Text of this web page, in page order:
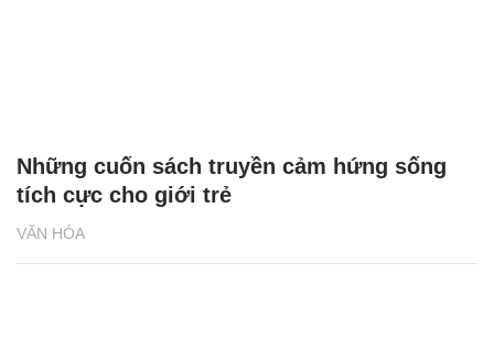
VĂN HÓA
Những cuốn sách truyền cảm hứng sống
tích cực cho giới trẻ